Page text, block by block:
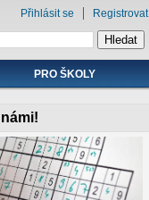
Přihlásit se Registrovat
PRO ŠKOLY